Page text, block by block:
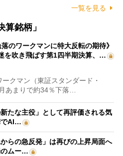
一覧を見る
銘柄」
落のワークマンに特大反転の期待》
を吹き飛ばす第1四半期決算、…
クマン（東証スタンダード・
あまりで約34％下落…
たな主役」として再評価される気
でAI…
らの急反発」は再びの上昇局面へ
ムー…